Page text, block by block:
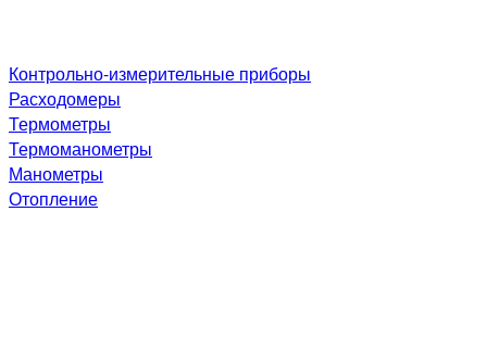
Контрольно-измерительные приборы
Расходомеры
Термометры
Термоманометры
Манометры
Отопление